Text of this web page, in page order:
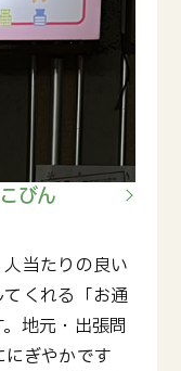
びん
当たりの良い
くれる「お通
地元・出張問
ぎやかです